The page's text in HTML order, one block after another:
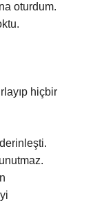
oturdum.
hiçbir